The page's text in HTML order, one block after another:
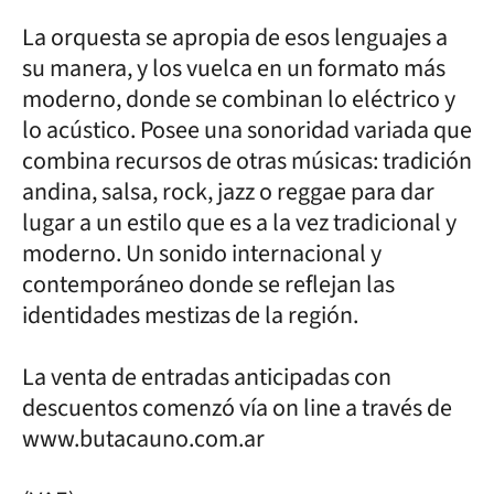
La orquesta se apropia de esos lenguajes a
su manera, y los vuelca en un formato más
moderno, donde se combinan lo eléctrico y
lo acústico. Posee una sonoridad variada que
combina recursos de otras músicas: tradición
andina, salsa, rock, jazz o reggae para dar
lugar a un estilo que es a la vez tradicional y
moderno. Un sonido internacional y
contemporáneo donde se reflejan las
identidades mestizas de la región.
La venta de entradas anticipadas con
descuentos comenzó vía on line a través de
www.butacauno.com.ar